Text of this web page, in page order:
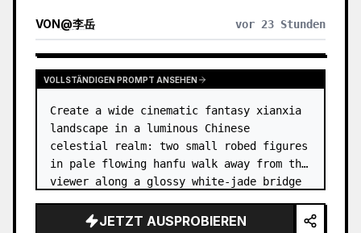
VON@李岳 vor 23 Stunden
VOLLSTÄNDIGEN PROMPT ANSEHEN
Create a wide cinematic fantasy xianxia
landscape in a luminous Chinese
celestial realm: two small robed figures
in pale flowing hanfu walk away from the
viewer along a glossy white-jade bridge
rising from a mirror-still l…
JETZT AUSPROBIEREN